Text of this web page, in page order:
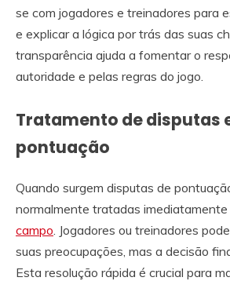
se com jogadores e treinadores para
e explicar a lógica por trás das suas
transparência ajuda a fomentar o
autoridade e pelas regras do jogo.
Tratamento de disputas
pontuação
Quando surgem disputas de
normalmente tratadas
campo . Jogadores ou treinadores
suas preocupações, mas a decisão
Esta resolução rápida é crucial para